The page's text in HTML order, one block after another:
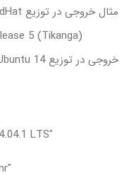
مثال خروجی در توزیع RedHat:
5 (Tikanga)
خروجی در توزیع Ubuntu 14:
LTS"